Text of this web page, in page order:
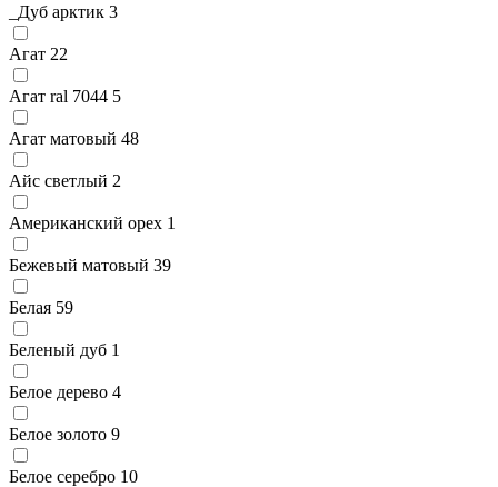
_Дуб арктик 3
Агат 22
Агат ral 7044 5
Агат матовый 48
Айс светлый 2
Американский орех 1
Бежевый матовый 39
Белая 59
Беленый дуб 1
Белое дерево 4
Белое золото 9
Белое серебро 10